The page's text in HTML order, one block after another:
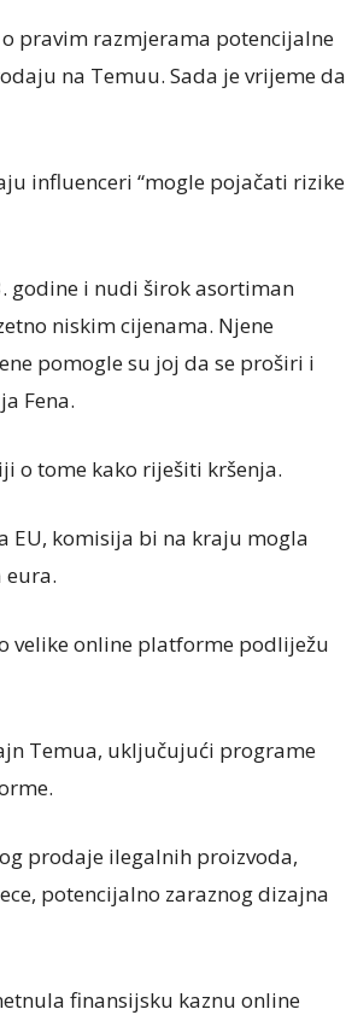
pravim razmjerama potencijalne
na Temuu. Sada je vrijeme da
influenceri “mogle pojačati rizike
godine i nudi širok asortiman
niskim cijenama. Njene
pomogle su joj da se proširi i
Fena.
o tome kako riješiti kršenja.
EU, komisija bi na kraju mogla
eura.
velike online platforme podliježu
Temua, uključujući programe
prodaje ilegalnih proizvoda,
potencijalno zaraznog dizajna
finansijsku kaznu online